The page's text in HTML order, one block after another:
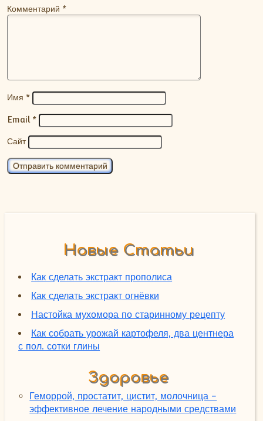
Комментарий *
Имя *
Email *
Сайт
Новые Статьи
Как сделать экстракт прополиса
Как сделать экстракт огнёвки
Настойка мухомора по старинному рецепту
Как собрать урожай картофеля, два центнера
с пол. сотки глины
Здоровье
Геморрой, простатит, цистит, молочница -
эффективное лечение народными средствами